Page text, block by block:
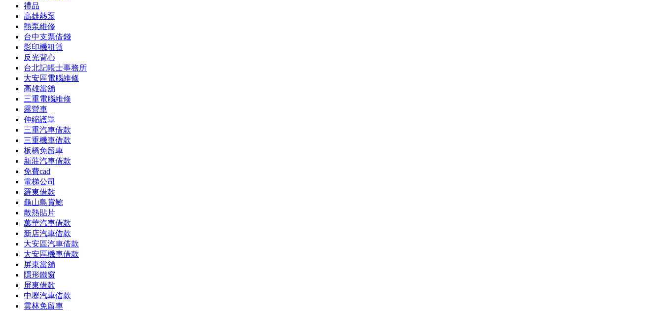
禮品
高雄熱泵
熱泵維修
台中支票借錢
影印機租賃
反光背心
台北記帳士事務所
大安區電腦維修
高雄當舖
三重電腦維修
露營車
伸縮護罩
三重汽車借款
三重機車借款
板橋免留車
新莊汽車借款
免費cad
電梯公司
羅東借款
龜山島賞鯨
散熱貼片
萬華汽車借款
新店汽車借款
大安區汽車借款
大安區機車借款
屏東當舖
隱形鐵窗
屏東借款
中壢汽車借款
雲林免留車